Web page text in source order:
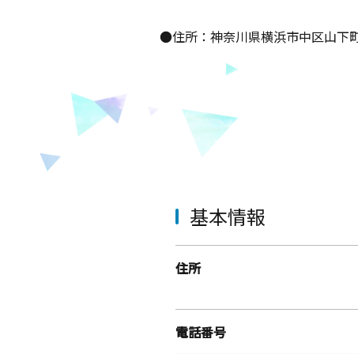
●住所：神奈川県横浜市中区山下
基本情報
住所
電話番号